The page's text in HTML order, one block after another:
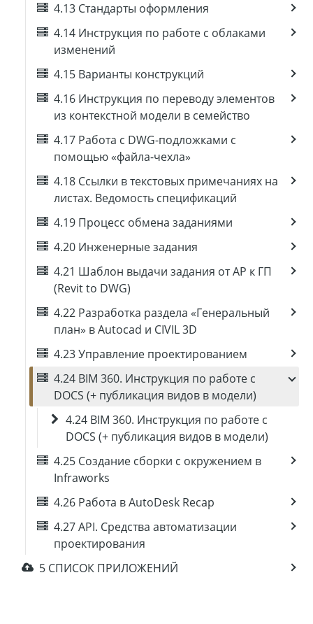
4.13 Стандарты оформления
4.14 Инструкция по работе с облаками
изменений
4.15 Варианты конструкций
4.16 Инструкция по переводу элементов
из контекстной модели в семейство
4.17 Работа с DWG-подложками с
помощью «файла-чехла»
4.18 Ссылки в текстовых примечаниях на
листах. Ведомость спецификаций
4.19 Процесс обмена заданиями
4.20 Инженерные задания
4.21 Шаблон выдачи задания от АР к ГП
(Revit to DWG)
4.22 Разработка раздела «Генеральный
план» в Autocad и CIVIL 3D
4.23 Управление проектированием
4.24 BIM 360. Инструкция по работе с
DOCS (+ публикация видов в модели)
4.24 BIM 360. Инструкция по работе с
DOCS (+ публикация видов в модели)
4.25 Создание сборки с окружением в
Infraworks
4.26 Работа в AutoDesk Recap
4.27 API. Средства автоматизации
проектирования
5 СПИСОК ПРИЛОЖЕНИЙ